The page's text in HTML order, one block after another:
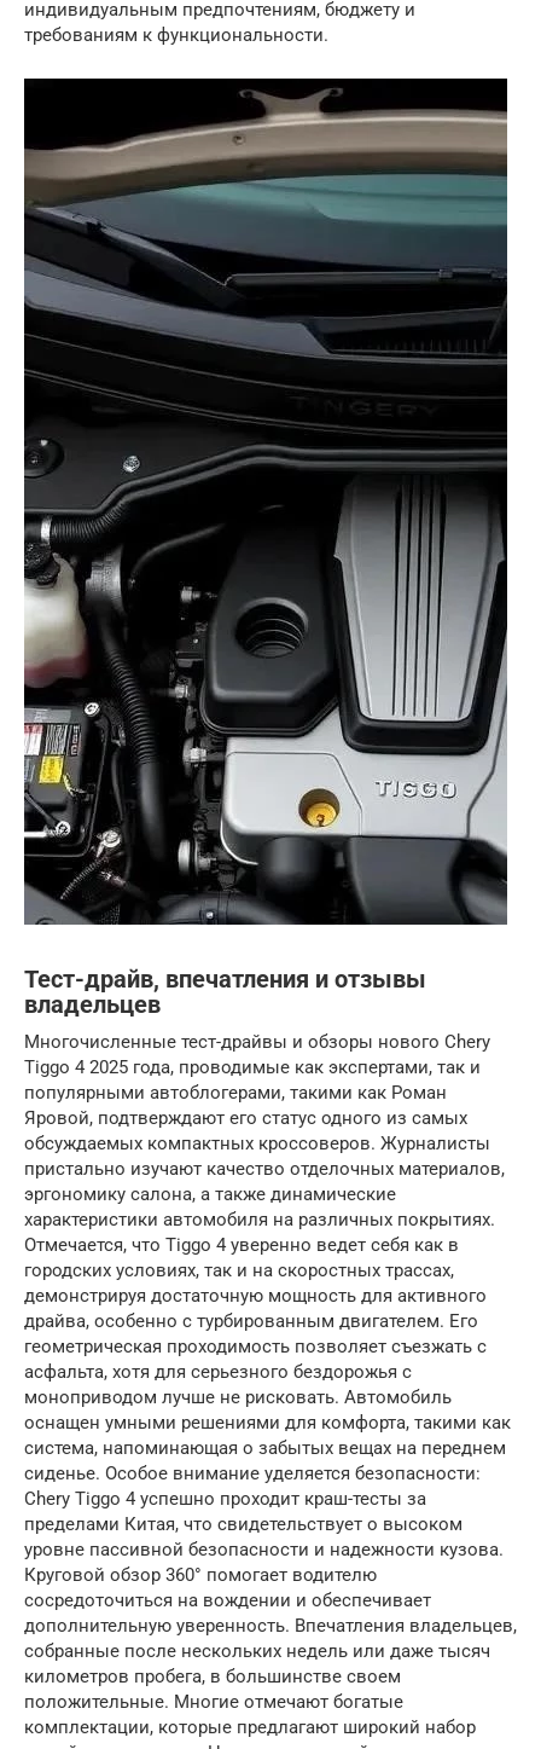
индивидуальным предпочтениям, бюджету и
требованиям к функциональности.
Тест-драйв, впечатления и отзывы
владельцев
Многочисленные тест-драйвы и обзоры нового Chery
Tiggo 4 2025 года, проводимые как экспертами, так и
популярными автоблогерами, такими как Роман
Яровой, подтверждают его статус одного из самых
обсуждаемых компактных кроссоверов. Журналисты
пристально изучают качество отделочных материалов,
эргономику салона, а также динамические
характеристики автомобиля на различных покрытиях.
Отмечается, что Tiggo 4 уверенно ведет себя как в
городских условиях, так и на скоростных трассах,
демонстрируя достаточную мощность для активного
драйва, особенно с турбированным двигателем. Его
геометрическая проходимость позволяет съезжать с
асфальта, хотя для серьезного бездорожья с
моноприводом лучше не рисковать. Автомобиль
оснащен умными решениями для комфорта, такими как
система, напоминающая о забытых вещах на переднем
сиденье. Особое внимание уделяется безопасности:
Chery Tiggo 4 успешно проходит краш-тесты за
пределами Китая, что свидетельствует о высоком
уровне пассивной безопасности и надежности кузова.
Круговой обзор 360° помогает водителю
сосредоточиться на вождении и обеспечивает
дополнительную уверенность. Впечатления владельцев,
собранные после нескольких недель или даже тысяч
километров пробега, в большинстве своем
положительные. Многие отмечают богатые
комплектации, которые предлагают широкий набор